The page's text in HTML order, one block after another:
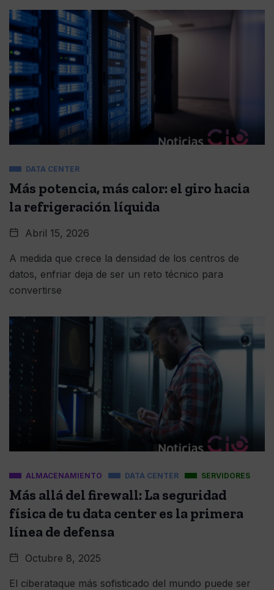
DATA CENTER
Más potencia, más calor: el giro hacia
la refrigeración líquida
Abril 15, 2026
A medida que crece la densidad de los centros de
datos, enfriar deja de ser un reto técnico para
convertirse
ALMACENAMIENTO DATA CENTER SERVIDORES
Más allá del firewall: La seguridad
física de tu data center es la primera
línea de defensa
Octubre 8, 2025
El ciberataque más sofisticado del mundo puede ser